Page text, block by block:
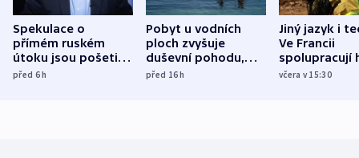
Spekulace o
přímém ruském
útoku jsou pošetilé,
míní estonský
před 6h
Pobyt u vodních
ploch zvyšuje
duševní pohodu,
ukázala
před 16h
Jiný jazyk i
Ve Francii
spolupracují
různých zemí
včera v 15:30